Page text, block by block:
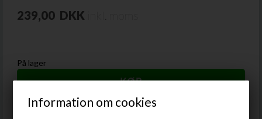
Information om cookies
239,00 DKK
På lager